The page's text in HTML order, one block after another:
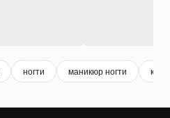
ногти маникюр ногти